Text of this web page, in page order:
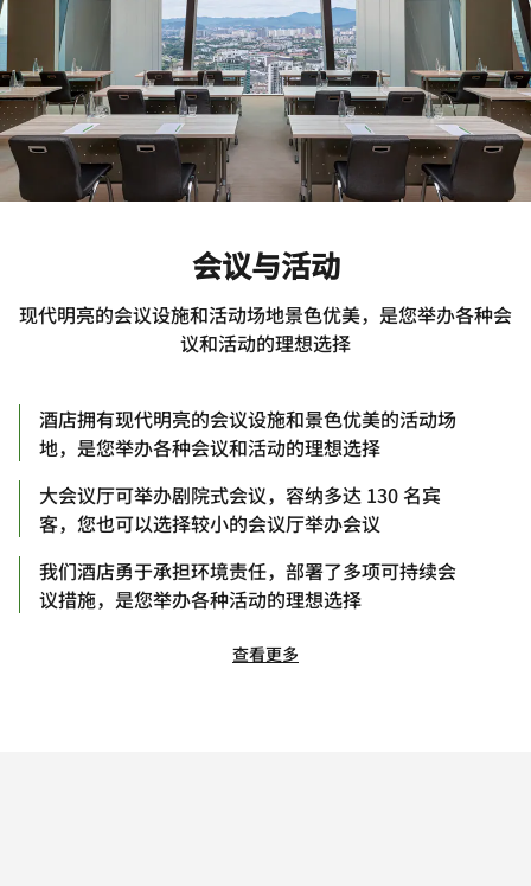
会议与活动
现代明亮的会议设施和活动场地景色优美，是您举办各种会
议和活动的理想选择
酒店拥有现代明亮的会议设施和景色优美的活动场
地，是您举办各种会议和活动的理想选择
大会议厅可举办剧院式会议，容纳多达 130 名宾
客，您也可以选择较小的会议厅举办会议
我们酒店勇于承担环境责任，部署了多项可持续会
议措施，是您举办各种活动的理想选择
查看更多